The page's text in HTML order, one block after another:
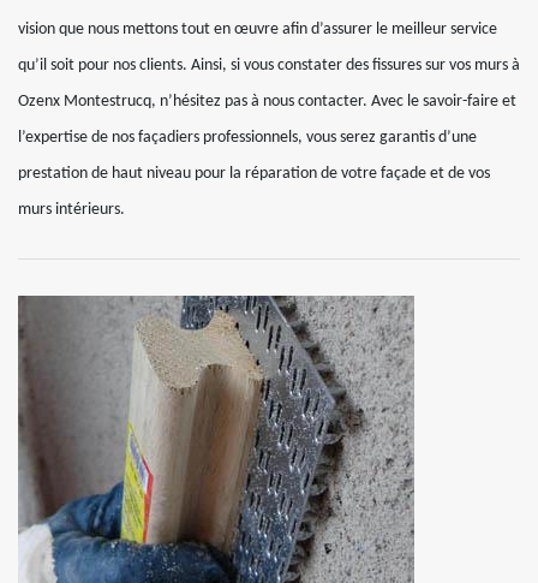
vision que nous mettons tout en œuvre afin d’assurer le meilleur service
qu’il soit pour nos clients. Ainsi, si vous constater des fissures sur vos murs à
Ozenx Montestrucq, n’hésitez pas à nous contacter. Avec le savoir-faire et
l’expertise de nos façadiers professionnels, vous serez garantis d’une
prestation de haut niveau pour la réparation de votre façade et de vos
murs intérieurs.